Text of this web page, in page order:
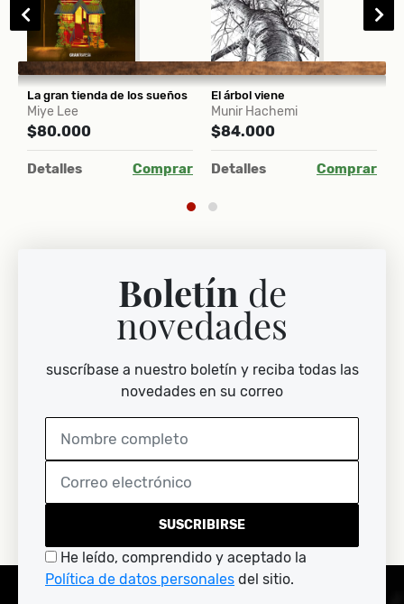
La gran tienda de los sueños
Miye Lee
$80.000
Detalles Comprar
El árbol viene
Munir Hachemi
$84.000
Detalles Comprar
Boletín de
novedades
suscríbase a nuestro boletín y reciba todas las
novedades en su correo
SUSCRIBIRSE
He leído, comprendido y aceptado la
Política de datos personales del sitio.